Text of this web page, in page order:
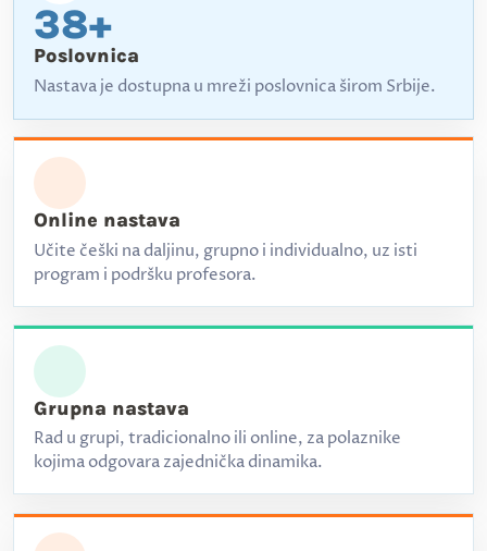
38+
Poslovnica
Nastava je dostupna u mreži poslovnica širom Srbije.
Online nastava
Učite češki na daljinu, grupno i individualno, uz isti
program i podršku profesora.
Grupna nastava
Rad u grupi, tradicionalno ili online, za polaznike
kojima odgovara zajednička dinamika.